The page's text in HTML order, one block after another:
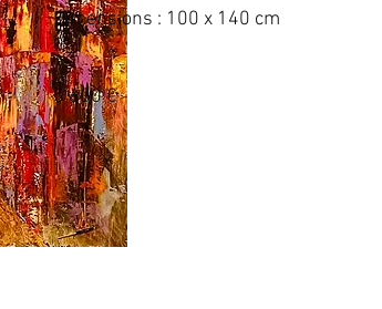
Dimensions : 100 x 140 cm
5 600 €